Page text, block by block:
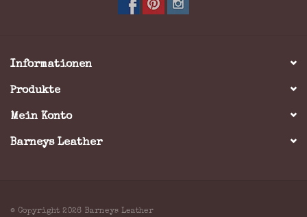
Wunsch entsprechend, unter Bemerkung aller
7,5 x 7,5 cm) und Schriftart an.
Informationen
Produkte
Mein Konto
Barneys Leather